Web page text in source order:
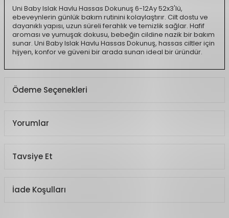
Uni Baby Islak Havlu Hassas Dokunuş 6-12Ay 52x3'lü,
ebeveynlerin günlük bakım rutinini kolaylaştırır. Cilt dostu ve
dayanıklı yapısı, uzun süreli ferahlık ve temizlik sağlar. Hafif
aroması ve yumuşak dokusu, bebeğin cildine nazik bir bakım
sunar. Uni Baby Islak Havlu Hassas Dokunuş, hassas ciltler için
hijyen, konfor ve güveni bir arada sunan ideal bir üründür.
Ödeme Seçenekleri
Yorumlar
Tavsiye Et
İade Koşulları